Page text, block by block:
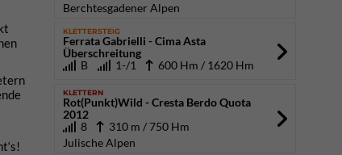
Berchtesgadener Alpen
KLETTERSTEIG
Ferrata Gabrielli - Cima Asta
Überschreitung
B
1-/1 600 Hm / 1620 Hm
KLETTERN
Rot(Punkt)Wild - Cresta Berdo Quota
2012
8
310 m / 750 Hm
Julische Alpen